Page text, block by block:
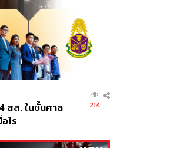
สส. ในชั้นศาล
ไร
214